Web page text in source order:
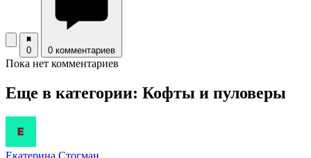
0 0 комментариев
Пока нет комментариев
Еще в категории: Кофты и пуловеры
Екатерина Стогман